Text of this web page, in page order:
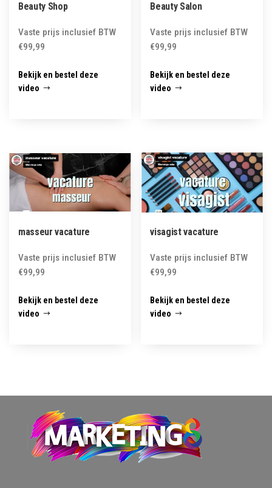
Beauty Shop
Vaste prijs inclusief BTW
€99,99
Bekijk en bestel deze
video
Beauty Salon
Vaste prijs inclusief BTW
€99,99
Bekijk en bestel deze
video
masseur vacature
Vaste prijs inclusief BTW
€99,99
Bekijk en bestel deze
video
visagist vacature
Vaste prijs inclusief BTW
€99,99
Bekijk en bestel deze
video